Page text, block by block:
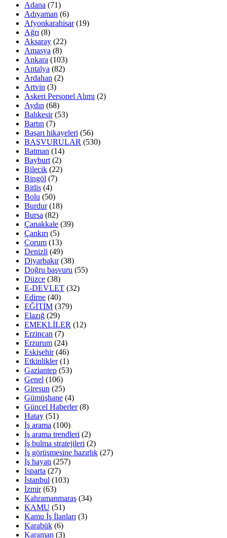
Adana (71)
Adıyaman (6)
Afyonkarahisar(19)
Ağrı (8)
Aksaray (22)
Amasya (8)
Ankara (103)
Antalya (82)
Ardahan (2)
Artvin (3)
Askeri Personel Alımı (2)
Aydın (68)
Balıkesir(53)
Bartın (7)
Başarı hikayeleri (56)
BAŞVURULAR (530)
Batman (14)
Bayburt (2)
Bilecik (22)
Bingöl (7)
Bitlis (4)
Bolu (50)
Burdur(18)
Bursa (82)
Çanakkale (39)
Çankırı (5)
Çorum (13)
Denizli (49)
Diyarbakır(38)
Doğru başvuru (55)
Düzce (38)
E-DEVLET (32)
Edirne (40)
EĞİTİM (379)
Elazığ (29)
EMEKLİLER (12)
Erzincan (7)
Erzurum (24)
Eskişehir(46)
Etkinlikler(1)
Gaziantep (53)
Genel (106)
Giresun (25)
Gümüşhane (4)
Güncel Haberler(8)
Hatay (51)
İş arama (100)
İş arama trendleri (2)
İş bulma stratejileri (2)
İş görüşmesine hazırlık (27)
İş hayatı (257)
Isparta (27)
İstanbul (103)
İzmir(63)
Kahramanmaraş (34)
KAMU (51)
Kamu İş İlanları (3)
Karabük (6)
Karaman (3)